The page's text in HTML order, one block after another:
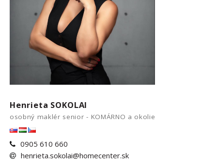
Henrieta SOKOLAI
osobný maklér senior - KOMÁRNO a okolie
0905 610 660
henrieta.sokolai@homecenter.sk